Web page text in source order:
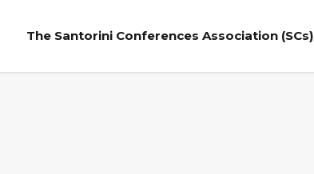
The Santorini Conferences Association (SCs)